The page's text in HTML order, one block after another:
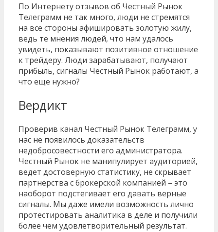
По Интернету отзывов об Честный Рынок
Телеграмм не так много, люди не стремятся
на все стороны афишировать золотую жилу,
ведь те мнения людей, что нам удалось
увидеть, показывают позитивное отношение
к трейдеру. Люди зарабатывают, получают
прибыль, сигналы Честный Рынок работают, а
что еще нужно?
Вердикт
Проверив канал Честный Рынок Телеграмм, у
нас не появилось доказательств
недобросовестности его администратора.
Честный Рынок не манипулирует аудиторией,
ведет достоверную статистику, не скрывает
партнерства с брокерской компанией – это
наоборот подстегивает его давать верные
сигналы. Мы даже имели возможность лично
протестировать аналитика в деле и получили
более чем удовлетворительный результат.